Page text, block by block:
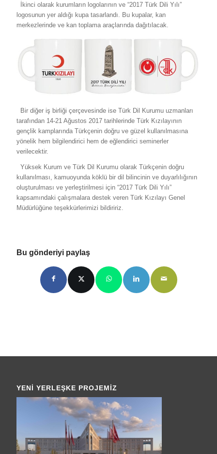
İkinci olarak kurumların logolarının ve “2017 Türk Dili Yılı”
logosunun yer aldığı kupa tasarlandı. Bu kupalar, kan
merkezlerinde ve kan toplama araçlarında dağıtılacak.
Bir diğer iş birliği çerçevesinde ise Türk Dil Kurumu uzmanları
tarafından 14-21 Ağustos 2017 tarihlerinde Türk Kızılayının
gençlik kamplarında Türkçenin doğru ve güzel kullanılmasına
yönelik hem bilgilendirici hem de eğlendirici seminerler
verilecektir.
Yüksek Kurum ve Türk Dil Kurumu olarak Türkçenin doğru
kullanılması, kamuoyunda köklü bir dil bilincinin ve duyarlılığının
oluşturulması ve yerleştirilmesi için “2017 Türk Dili Yılı”
kapsamındaki çalışmalara destek veren Türk Kızılayı Genel
Müdürlüğüne teşekkürlerimizi bildiririz.
Bu gönderiyi paylaş
YENI YERLEŞKE PROJEMIZ